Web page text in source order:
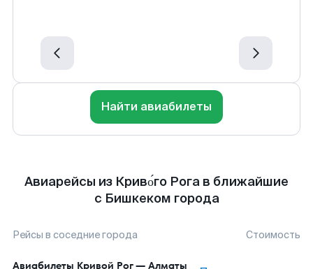
Найти авиабилеты
Авиарейсы из Криво́го Рога в ближайшие
с Бишкеком города
Рейсы в соседние города Стоимость
Авиабилеты Кривой Рог— Алматы